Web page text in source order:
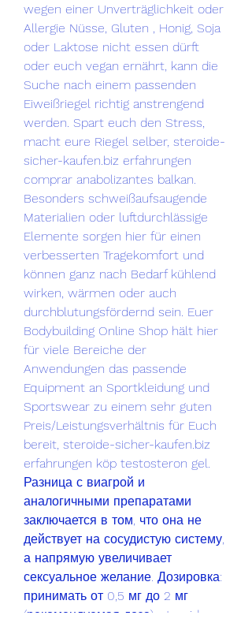
wegen einer Unverträglichkeit oder
Allergie Nüsse, Gluten , Honig, Soja
oder Laktose nicht essen dürft
oder euch vegan ernährt, kann die
Suche nach einem passenden
Eiweißriegel richtig anstrengend
werden. Spart euch den Stress,
macht eure Riegel selber, steroide-
sicher-kaufen.biz erfahrungen
comprar anabolizantes balkan.
Besonders schweißaufsaugende
Materialien oder luftdurchlässige
Elemente sorgen hier für einen
verbesserten Tragekomfort und
können ganz nach Bedarf kühlend
wirken, wärmen oder auch
durchblutungsfördernd sein. Euer
Bodybuilding Online Shop hält hier
für viele Bereiche der
Anwendungen das passende
Equipment an Sportkleidung und
Sportswear zu einem sehr guten
Preis/Leistungsverhältnis für Euch
bereit, steroide-sicher-kaufen.biz
erfahrungen köp testosteron gel.
Разница с виагрой и
аналогичными препаратами
заключается в том, что она не
действует на сосудистую систему,
а напрямую увеличивает
сексуальное желание. Дозировка:
принимать от 0,5 мг до 2 мг
(рекомендуемая доза), steroide-